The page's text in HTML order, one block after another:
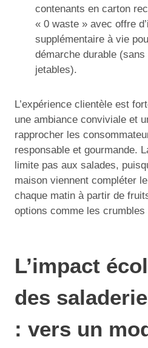
contenants en carton
« 0 waste » avec offre
supplémentaire à vie
démarche durable
jetables).
L’expérience clientèle est
une ambiance conviviale et
rapprocher les
responsable et gourmande.
limite pas aux salades,
maison viennent compléter
chaque matin à partir de
options comme les
L’impact
des
: vers un